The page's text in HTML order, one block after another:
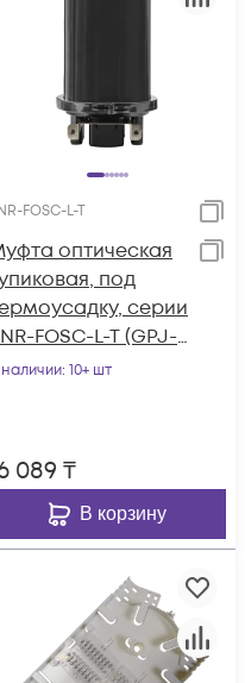
FOSC-L-T
оптическая
под
серии
FOSC-L-T (GPJ-
: 10+ шт
089 ₸
В корзину